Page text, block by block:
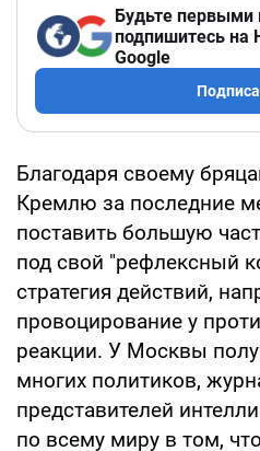
Будьте первыми
подпишитесь на
Google
Благодаря своему
Кремлю за последние
поставить большую
под свой "рефлексный
стратегия действий,
провоцирование у
реакции. У Москвы
многих политиков,
представителей
по всему миру в том,